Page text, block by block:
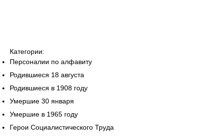
Категории:
Персоналии по алфавиту
Родившиеся 18 августа
Родившиеся в 1908 году
Умершие 30 января
Умершие в 1965 году
Герои Социалистического Труда